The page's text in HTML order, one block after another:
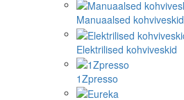
Manuaalsed kohviveskid
Elektrilised kohviveskid
1Zpresso